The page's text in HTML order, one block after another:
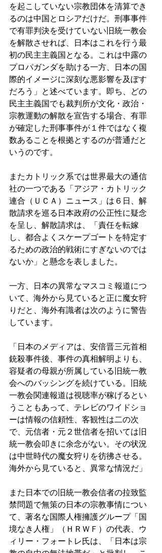
を起こしていない宗教団体を清算でき
るのは中国とロシアだけだ。刑事事件
で有罪判決を受けていない旧統一教会
を解散させれば、日本はこれを行う最
初の民主主義国となる。これは中露の
プロパガンダを助ける一方、日本の国
際的イメージに深刻な悪影響を及ぼす
だろう」と述べています。即ち、どの
民主主義国でも裁判所が文化・政治・
宗教運動の解散を宣告する場合、有罪
が確定した刑事事件が１件ではなく複
数あることを根拠とするのが普通だと
いうのです。
またカトリック系では世界最大の通信
社の一つである「アジア・カトリック
連合（ＵＣＡ）ニュース」は６日、解
散請求を巡る日本政府の公正性に疑念
を呈し、解散請求は、「責任を転嫁
し、都合よくスケープゴートを特定す
るための政治的戦術にすぎないのでは
ないか」と懸念を表しました。
一方、日本の異常なマスコミ報道につ
いて、海外から見ていると正に魔女狩
りだと、海外有識者は次のように警告
しています。
「日本のメディアは、安倍晋三元首相
銃殺事件後、事件の真相解明よりも、
容疑者の母親が所属している旧統一教
会へのバッシングを続けている。旧統
一教会関連報道は視聴率が稼げるとい
うこともあって、テレビのワイドショ
ーは情報の信頼性、客観性は二の次
で、元信者・元２世信者を招いては旧
統一教会叩きに余念がない。その状況
は中世時代の魔女狩りを彷彿させる。
海外から見ていると、異常な情況だ」
また日本での旧統一教会信者の拉致監
禁問題で無策の日本の宗教事情につい
て、著名な国際人権擁護グループ「国
境なき人権」（ＨＲＷＦ）の代表、ウ
ィリー・フォートレ氏は、「日本は宗